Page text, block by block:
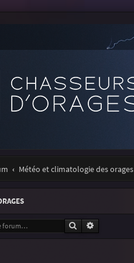
Météo et climatologie des orages
Rechercher